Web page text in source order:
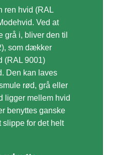
ren hvid (RAL
Ved at
i, bliver den til
som dækker
(RAL 9001)
Den kan laves
rød, grå eller
ligger mellem hvid
benyttes ganske
slippe for det helt